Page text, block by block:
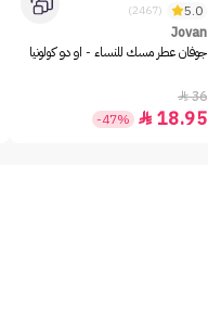
5.0
(2467)
Jovan
جوفان عطر مسك للنساء - او دو كولونيا
36

18.95

-47%